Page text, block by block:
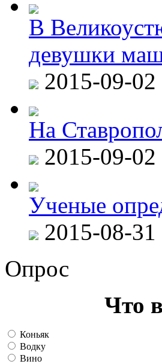
В
девушки
2015-09-02
На
2015-09-02
Ученые
2015-08-31
Опрос
Что
Коньяк
Водку
Вино